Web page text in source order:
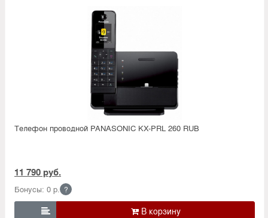
Телефон проводной PANASONIC KX-PRL 260 RUB
11 790 руб.
Бонусы: 0 р. ?
